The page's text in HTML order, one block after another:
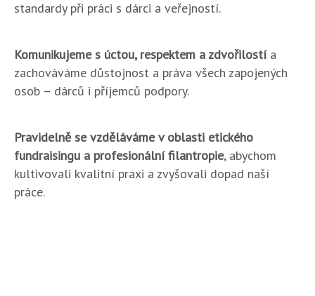
standardy při práci s dárci a veřejností.
Komunikujeme s úctou, respektem a zdvořilostía
zachováváme důstojnost a práva všech zapojených
osob – dárců i příjemců podpory.
Pravidelně se vzděláváme v oblasti etického
fundraisingu a profesionální filantropie, abychom
kultivovali kvalitní praxi a zvyšovali dopad naší
práce.